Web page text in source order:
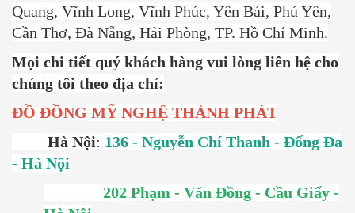
Quang, Vĩnh Long, Vĩnh Phúc, Yên Bái, Phú Yên,
Cần Thơ, Đà Nẵng, Hải Phòng, TP. Hồ Chí Minh.
Mọi chi tiết quý khách hàng vui lòng liên hệ cho
chúng tôi theo địa chỉ:
ĐỒ ĐỒNG MỸ NGHỆ THÀNH PHÁT
Hà Nội: 136 - Nguyễn Chí Thanh - Đống Đa
- Hà Nội
202 Phạm - Văn Đồng - Cầu Giấy -